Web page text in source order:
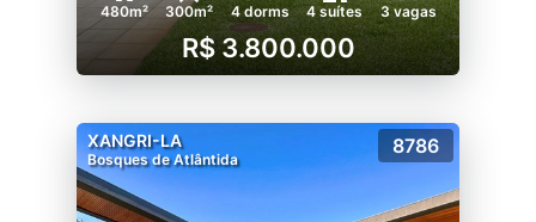
480m² 300m² 4 dorms 4 suítes 3 vagas
R$ 3.800.000
XANGRI-LA
Bosques de Atlântida
8786